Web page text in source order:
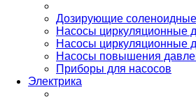
Дозирующие
Насосы циркуляционные
Насосы циркуляционные
Насосы повышения
Приборы для насосов
Электрика